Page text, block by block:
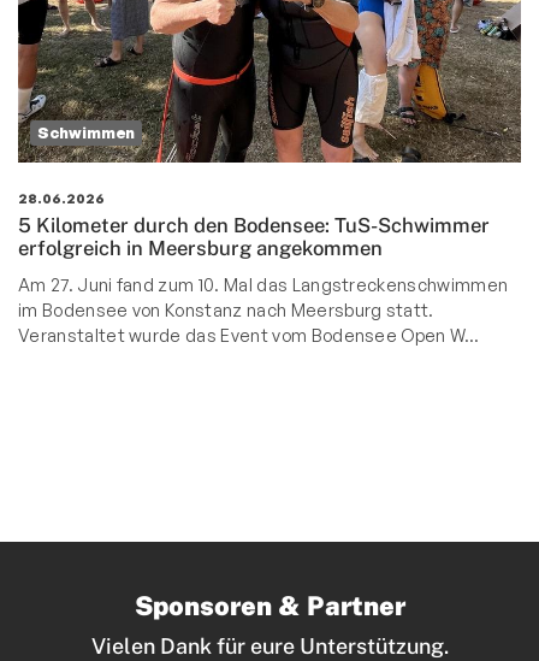
Schwimmen
28.06.2026
5 Kilometer durch den Bodensee: TuS-Schwimmer
erfolgreich in Meersburg angekommen
Am 27. Juni fand zum 10. Mal das Langstreckenschwimmen
im Bodensee von Konstanz nach Meersburg statt.
Veranstaltet wurde das Event vom Bodensee Open W…
Sponsoren & Partner
Vielen Dank für eure Unterstützung.